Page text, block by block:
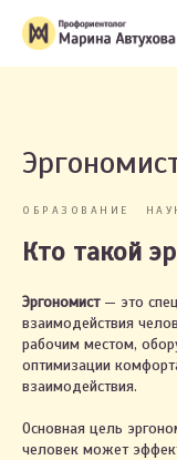
ОБРАЗОВАНИЕ
Кто такой
Эргономист — это
взаимодействия
рабочим местом,
оптимизации
взаимодействия.
Основная цель
человек может